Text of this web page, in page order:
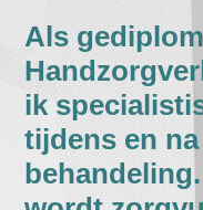
Als
ik
tijdens en